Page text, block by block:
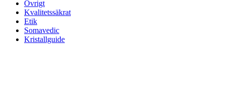
Övrigt
Kvalitetssäkrat
Etik
Somavedic
Kristallguide